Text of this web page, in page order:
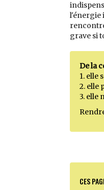
l'énergie
grave si
De la
1. elle
2. elle
3. elle
CES